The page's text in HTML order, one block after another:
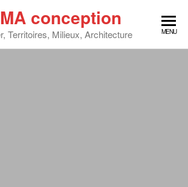
conception
Territoires, Milieux, Architecture MENU